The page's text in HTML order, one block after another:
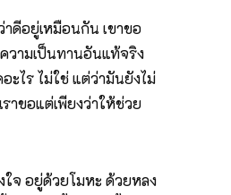
าดีอยู่เหมือนกัน เขาขอ
วามเป็นทานอันแท้จริง
ะไร ไม่ใช่ แต่ว่ามันยังไม่
าขอแต่เพียงว่าให้ช่วย
ใจ อยู่ด้วยโมหะ ด้วยหลง